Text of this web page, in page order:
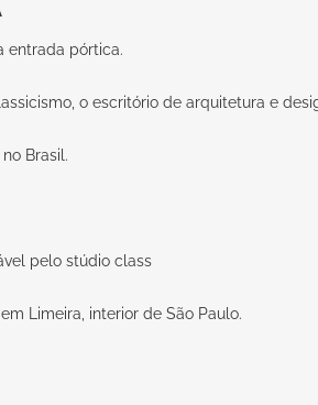
entrada pórtica.
o escritório de arquitetura e
Brasil.
pelo stúdio class
Limeira, interior de São Paulo.